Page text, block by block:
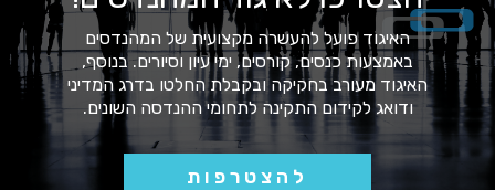
האיגוד פועל להעשרה מקצועית של המהנדסים
באמצעות כנסים, קורסים, ימי עיון וסיורים. בנוסף,
האיגוד מעורב בחקיקה ובקבלת החלטו בדרג המדיני
ודואג לקידום התקינה לתחומי ההנדסה השונים.
להצטרפות